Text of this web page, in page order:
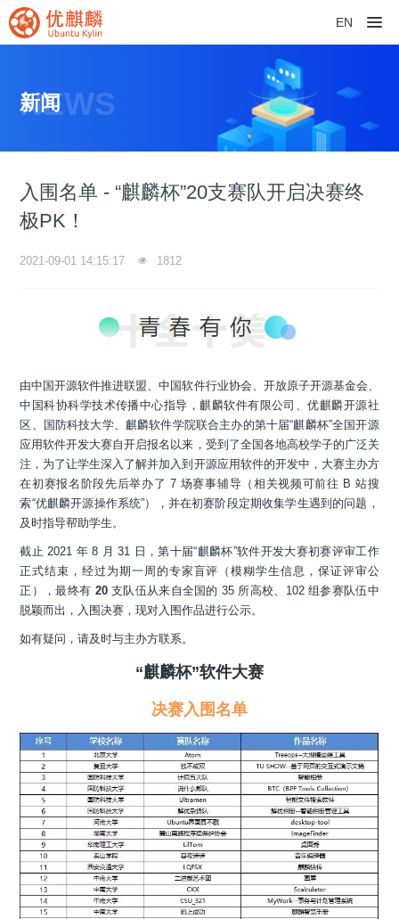
EN
NEWS
新闻
入围名单 - “麒麟杯”20支赛队开启决赛终
极PK​！
2021-09-01 14:15:17 1812
由中国开源软件推进联盟、中国软件行业协会、开放原子开源基金会、
中国科协科学技术传播中心指导，麒麟软件有限公司、优麒麟开源社
区、国防科技大学、麒麟软件学院联合主办的第十届“麒麟杯”全国开源
应用软件开发大赛自开启报名以来，受到了全国各地高校学子的广泛关
注，为了让学生深入了解并加入到开源应用软件的开发中，大赛主办方
在初赛报名阶段先后举办了 7 场赛事辅导（相关视频可前往 B 站搜
索“优麒麟开源操作系统”），并在初赛阶段定期收集学生遇到的问题，
及时指导帮助学生。
截止 2021 年 8 月 31 日，第十届“麒麟杯”软件开发大赛初赛评审工作
正式结束，经过为期一周的专家盲评（模糊学生信息，保证评审公
正），最终有 20 支队伍从来自全国的 35 所高校、102 组参赛队伍中
脱颖而出，入围决赛，现对入围作品进行公示。
如有疑问，请及时与主办方联系。
“麒麟杯”软件大赛
决赛入围名单